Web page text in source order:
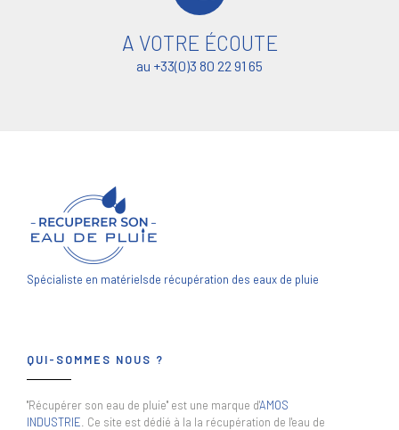
A VOTRE ÉCOUTE
au +33(0)3 80 22 91 65
Spécialiste en matérielsde récupération des eaux de pluie
QUI-SOMMES NOUS ?
"Récupérer son eau de pluie" est une marque d'AMOS
INDUSTRIE . Ce site est dédié à la la récupération de l'eau de